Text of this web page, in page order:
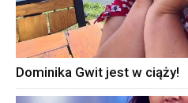
Dominika Gwit jest w ciąży!